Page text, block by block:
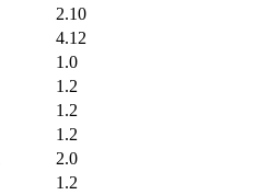
2.10
4.12
1.0
1.2
1.2
1.2
2.0
1.2